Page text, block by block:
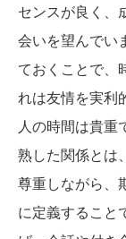
センスが良く、
会いを望んでい
ておくことで、
れは友情を実利
人の時間は貴重
熟した関係とは
尊重しながら、
に定義すること